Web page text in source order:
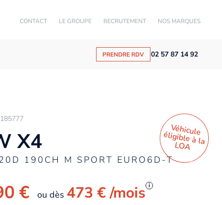
CONTACT LE GROUPE RECRUTEMENT NOS MARQUES
PRENDRE RDV 02 57 87 14 92
X4
190CH M SPORT EURO6D-T
€ ou dès 473 €/mois i
Véhicule
éligible à la
LO
A